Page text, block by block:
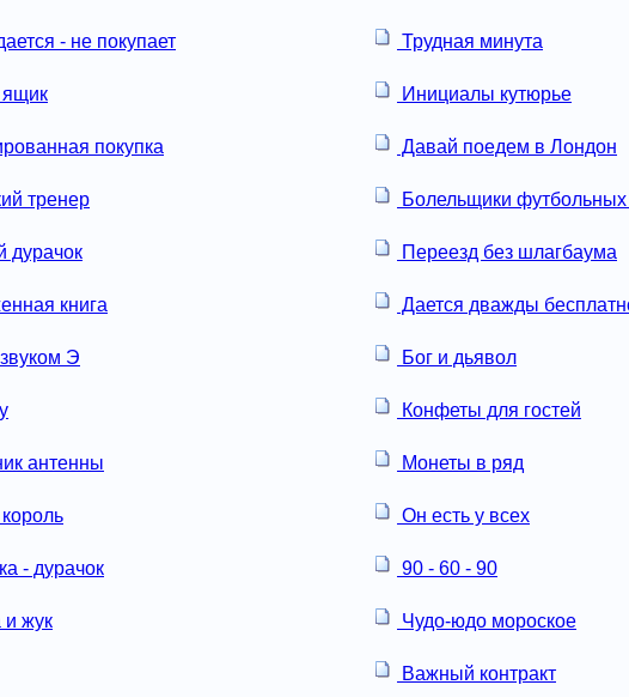
- не покупает Трудная минута
Инициалы кутюрье
покупка Давай поедем в Лондон
тренер Болельщики
дурачок Переезд без шлагбаума
книга Дается дважды
Э Бог и дьявол
Конфеты для гостей
антенны Монеты в ряд
Он есть у всех
- дурачок 90 - 60 - 90
жук Чудо-юдо мороское
Важный контракт